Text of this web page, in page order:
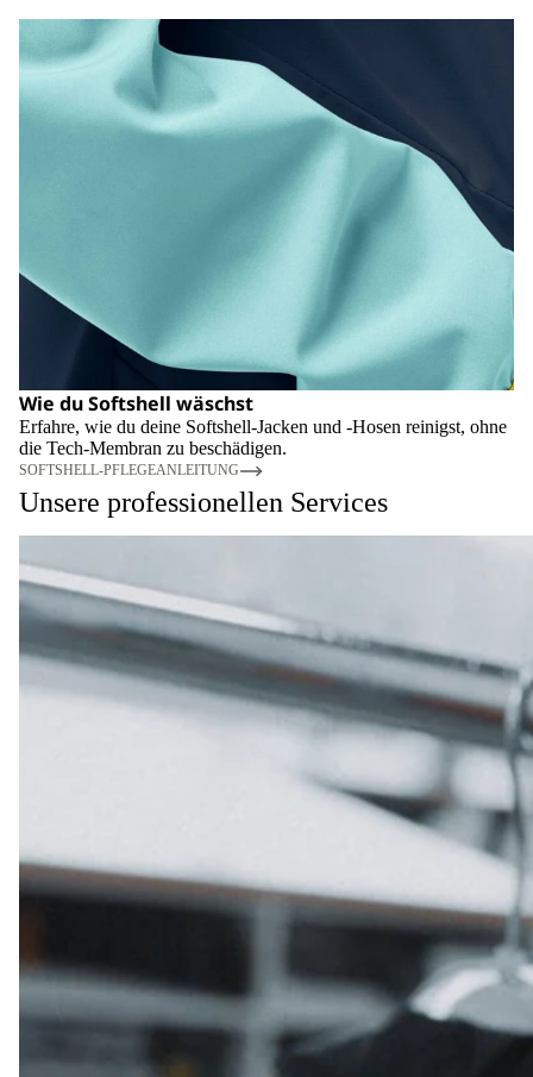
Wie du Softshell wäschst
Erfahre, wie du deine Softshell-Jacken und -Hosen reinigst, ohne
die Tech-Membran zu beschädigen.
SOFTSHELL-PFLEGEANLEITUNG
Unsere professionellen Services